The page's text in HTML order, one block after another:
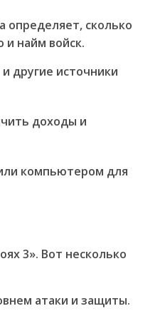
определяет, сколько
и найм войск.
другие источники
доходы и
компьютером для
3». Вот несколько
атаки и защиты.